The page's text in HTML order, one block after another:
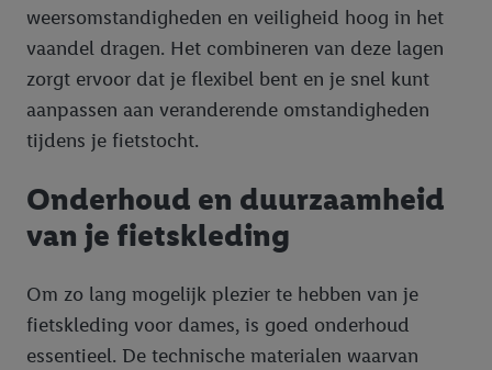
weersomstandigheden en veiligheid hoog in het
vaandel dragen. Het combineren van deze lagen
zorgt ervoor dat je flexibel bent en je snel kunt
aanpassen aan veranderende omstandigheden
tijdens je fietstocht.
Onderhoud en duurzaamheid
van je fietskleding
Om zo lang mogelijk plezier te hebben van je
fietskleding voor dames, is goed onderhoud
essentieel. De technische materialen waarvan